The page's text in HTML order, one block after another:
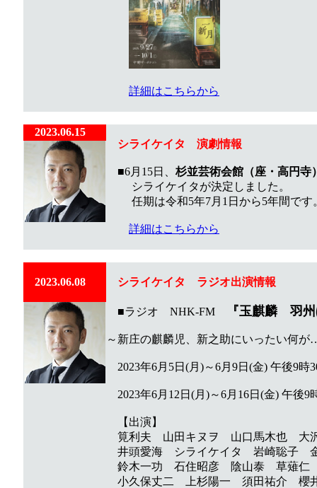
詳細はこちらから
2023.06.15
シライケイタ 演劇情報
■6月15日、 杉並芸術会館（座・高円寺
シライケイタが決定しました。
任期は令和5年7月1日から5年間です
詳細はこちらから
2023.06.08 シライケイタ ラジオ出演情報
■ラジオ NHK-FM 『玉麒麟 羽
～新庄の麒麟児、新之助にいったい何
2023年6月5日(月)～6月9日(金) 午後9時
2023年6月12日(月)～6月16日(金) 午後9
【出演】
筧利夫 山田キヌヲ 山口馬木也
井頭愛海 シライケイタ 岩崎聡子
鈴木一功 石住昭彦 陰山泰 草薙仁
小久保丈二 上杉陽一 須田祐介 櫻